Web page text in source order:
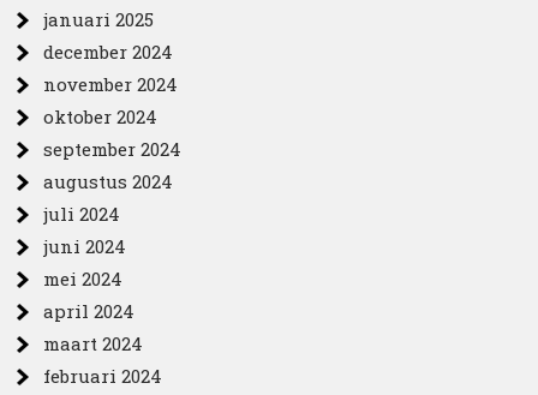
januari 2025
december 2024
november 2024
oktober 2024
september 2024
augustus 2024
juli 2024
juni 2024
mei 2024
april 2024
maart 2024
februari 2024